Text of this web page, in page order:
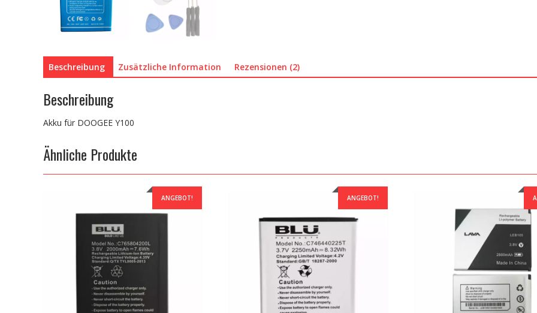
Beschreibung Zusätzliche Information Rezensionen (2)
Beschreibung
Akku für DOOGEE Y100
Ähnliche Produkte
ANGEBOT! ANGEBOT!